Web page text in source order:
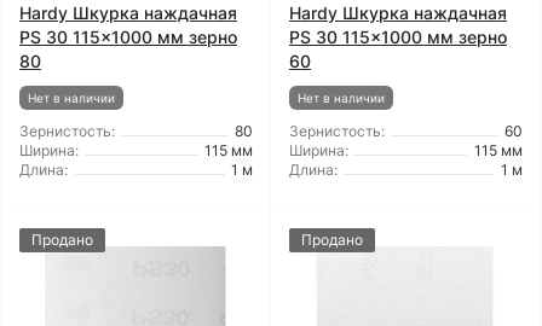
Hardy Шкурка наждачная
PS 30 115x1000 мм зерно
80
Нет в наличии
Зернистость:
80
Ширина:
115 мм
Длина:
1 м
Hardy Шкурка наждачная
PS 30 115x1000 мм зерно
60
Нет в наличии
Зернистость:
60
Ширина:
115 мм
Длина:
1 м
Продано Продано